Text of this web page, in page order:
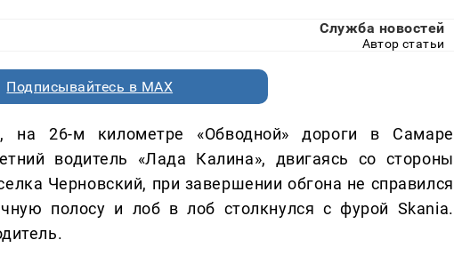
Служба новостей
Автор статьи
Подписывайтесь в MAX
на 26-м километре «Обводной» дороги в Самаре
водитель «Лада Калина», двигаясь со стороны
Черновский, при завершении обгона не справился
полосу и лоб в лоб столкнулся с фурой Skania.